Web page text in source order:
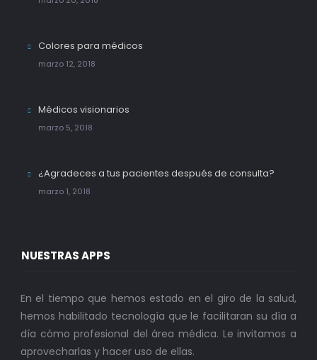
Colores para médicos
marzo 12, 2018
Médicos visionarios
marzo 5, 2018
¿Agradeces a tus pacientes después de consulta?
marzo 1, 2018
NUESTRAS APPS
En el tiempo que hemos estado en el giro de la salud,
hemos habilitado tecnología que le facilitaran su día a
día cómo profesional del área médica. Le invitamos a
aprovecharlas y hacer uso de ellas.